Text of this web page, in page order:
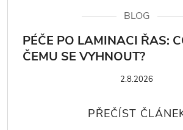
BLOG
PÉČE PO LAMINACI ŘAS:
ČEMU SE VYHNOUT?
2.8.2026